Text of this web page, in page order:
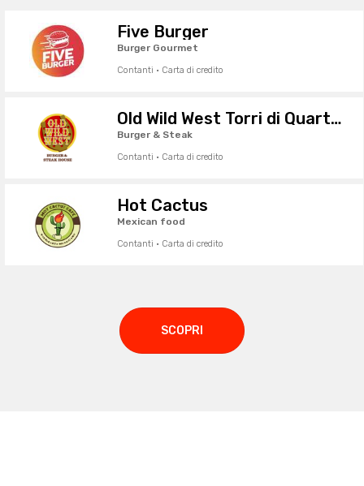
Five Burger
Burger Gourmet
Contanti · Carta di credito
Old Wild West Torri di Quartesolo
Burger & Steak
Contanti · Carta di credito
Hot Cactus
Mexican food
Contanti · Carta di credito
SCOPRI